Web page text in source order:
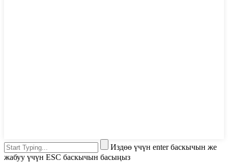
Издөө үчүн enter баскычын же
жабуу үчүн ESC баскычын басыңыз